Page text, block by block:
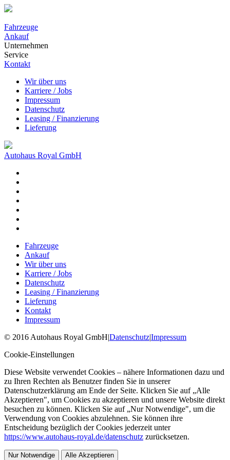
Fahrzeuge
Ankauf
Unternehmen
Service
Kontakt
Wir über uns
Karriere / Jobs
Impressum
Datenschutz
Leasing / Finanzierung
Lieferung
Autohaus Royal GmbH
Fahrzeuge
Ankauf
Wir über uns
Karriere / Jobs
Datenschutz
Leasing / Finanzierung
Lieferung
Kontakt
Impressum
© 2016 Autohaus Royal GmbH|Datenschutz|Impressum
Cookie-Einstellungen
Diese Website verwendet Cookies – nähere Informationen dazu und
zu Ihren Rechten als Benutzer finden Sie in unserer
Datenschutzerklärung am Ende der Seite. Klicken Sie auf „Alle
Akzeptieren", um Cookies zu akzeptieren und unsere Website direkt
besuchen zu können. Klicken Sie auf „Nur Notwendige", um die
Verwendung von Cookies abzulehnen. Sie können ihre
Entscheidung bezüglich der Cookies jederzeit unter
https://www.autohaus-royal.de/datenschutz zurücksetzen.
Nur Notwendige Alle Akzeptieren